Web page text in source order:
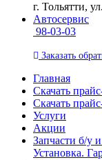
г. Тольятти,
Автосервис
98-03-03
Заказать
Главная
Скачать
Скачать
Услуги
Акции
Запчасти б/у
Установка.